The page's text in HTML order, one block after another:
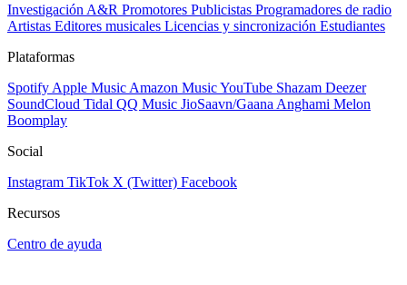
Investigación A&R Promotores Publicistas Programadores de radio
Artistas Editores musicales Licencias y sincronización Estudiantes
Plataformas
Spotify Apple Music Amazon MusicYouTube Shazam Deezer
SoundCloud Tidal QQ Music JioSaavn/Gaana Anghami Melon
Boomplay
Social
Instagram TikTok X (Twitter) Facebook
Recursos
Centro de ayuda